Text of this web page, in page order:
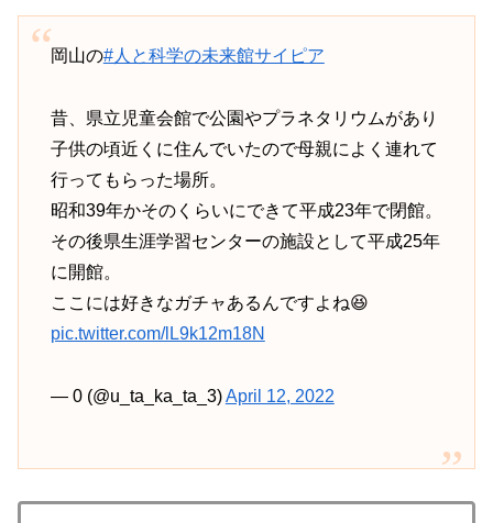
岡山の#人と科学の未来館サイピア
昔、県立児童会館で公園やプラネタリウムがあり
子供の頃近くに住んでいたので母親によく連れて
行ってもらった場所。
昭和39年かそのくらいにできて平成23年で閉館。
その後県生涯学習センターの施設として平成25年
に開館。
ここには好きなガチャあるんですよね😆
pic.twitter.com/lL9k12m18N
— 0 (@u_ta_ka_ta_3)April 12, 2022